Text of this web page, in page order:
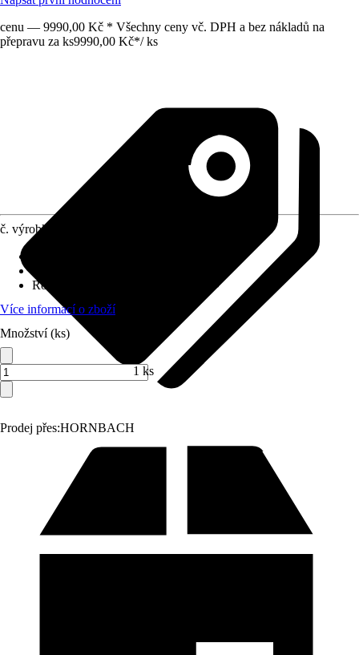
cenu — 9990,00 Kč * Všechny ceny vč. DPH a bez nákladů na
přepravu za ks9990,00 Kč*/ ks
Prodej přes:HORNBACH
č. výrobku
Rozměry š x h bez přesahu střechy
-
Více informací o zboží
Množství (ks)
1 ks